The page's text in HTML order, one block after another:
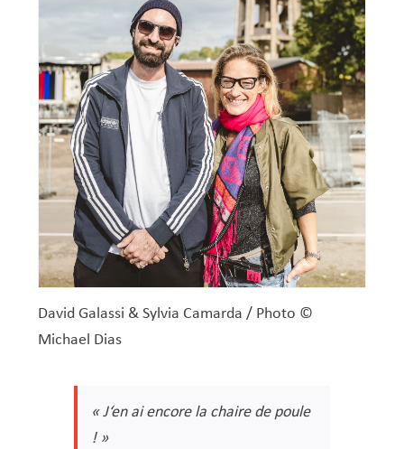
David Galassi & Sylvia Camarda / Photo ©
Michael Dias
« J‘en ai encore la chaire de poule
! »